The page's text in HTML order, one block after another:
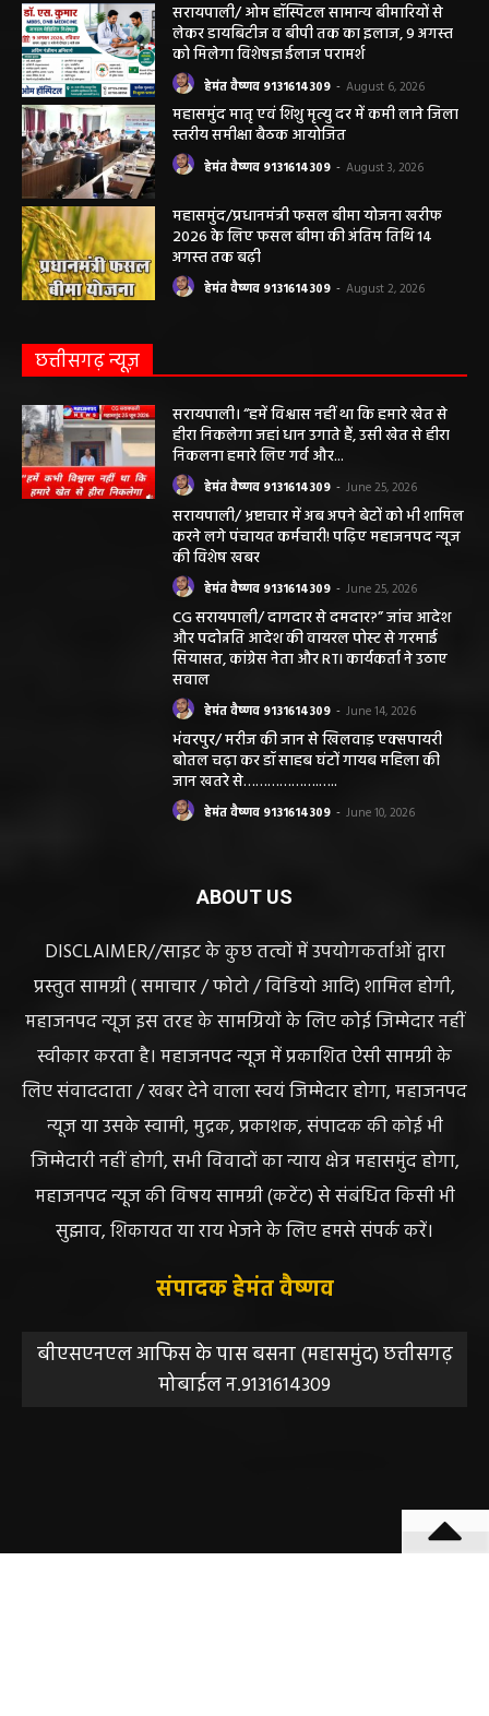
हेमंत वैष्णव 9131614309 - August 7, 2026
सरायपाली/ ओम हॉस्पिटल सामान्य बीमारियों से
लेकर डायबिटीज व बीपी तक का इलाज, 9 अगस्त
को मिलेगा विशेषज्ञ ईलाज परामर्श
हेमंत वैष्णव 9131614309 -
महासमुंद मातृ एवं शिशु मृत्यु दर में कमी लाने जिला
हेमंत वैष्णव 9131614309 - August 3, 2026
महासमुंद/प्रधानमंत्री फसल बीमा योजना खरीफ
2026 के लिए फसल बीमा की अंतिम तिथि 14
छत्तीसगढ़ न्यूज़
सरायपाली। “हमें विश्वास नहीं था कि हमारे खेत से
हीरा निकलेगा जहां धान उगाते हैं, उसी खेत से हीरा
निकलना हमारे लिए गर्व और...
हेमंत वैष्णव 9131614309 - June 25, 2026
सरायपाली/ भ्रष्टाचार में अब अपने बेटों को भी शामिल
करने लगे पंचायत कर्मचारी! पढ़िए महाजनपद न्यूज
की विशेष खबर
हेमंत वैष्णव 9131614309 - June 25, 2026
CG सरायपाली/ दागदार से दमदार?” जांच आदेश
और पदोन्नति आदेश की वायरल पोस्ट से गरमाई
सियासत, कांग्रेस नेता और RTI कार्यकर्ता ने उठाए
सवाल
हेमंत वैष्णव 9131614309 - June 14, 2026
भंवरपुर/ मरीज की जान से खिलवाड़ एक्सपायरी
बोतल चढ़ा कर डॉ साहब घंटों गायब महिला की
ABOUT US
DISCLAIMER//साइट के कुछ तत्वों में उपयोगकर्ताओं द्वारा
प्रस्तुत सामग्री ( समाचार / फोटो / विडियो आदि) शामिल होगी,
महाजनपद न्यूज इस तरह के सामग्रियों के लिए कोई जिम्मेदार नहीं
स्वीकार करता है। महाजनपद न्यूज में प्रकाशित ऐसी सामग्री के
लिए संवाददाता / खबर देने वाला स्वयं जिम्मेदार होगा, महाजनपद
न्यूज या उसके स्वामी, मुद्रक, प्रकाशक, संपादक की कोई भी
जिम्मेदारी नहीं होगी, सभी विवादों का न्याय क्षेत्र महासमुंद होगा,
महाजनपद न्यूज की विषय सामग्री (कटेंट) से संबंधित किसी भी
सुझाव, शिकायत या राय भेजने के लिए हमसे संपर्क करें।
संपादक हेमंत वैष्णव